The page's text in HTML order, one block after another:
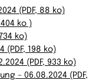
(PDF, 88 ko)
404 ko )
ko)
(PDF, 198 ko)
(PDF, 933 ko)
– 06.08.2024 (PDF,